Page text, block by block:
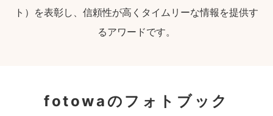
ト）を表彰し、信頼性が高くタイムリーな情報を提供す
るアワードです。
fotowaのフォトブック